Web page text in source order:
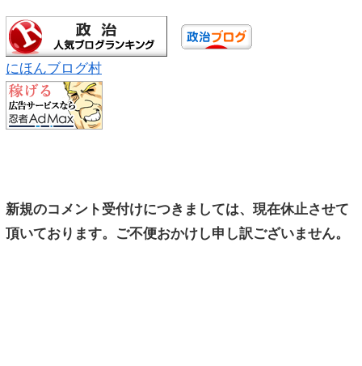
にほんブログ村
新規のコメント受付けにつきましては、現在休止させて
頂いております。ご不便おかけし申し訳ございません。